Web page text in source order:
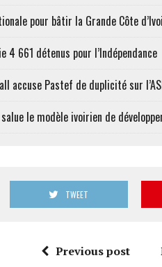
pour bâtir la Grande Côte
4 661 détenus pour l’Indépendance
accuse Pastef de duplicité sur
le modèle ivoirien de
TWEET
Previous post